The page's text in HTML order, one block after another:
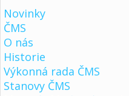
Novinky
ČMS
O nás
Historie
Výkonná rada ČMS
Stanovy ČMS